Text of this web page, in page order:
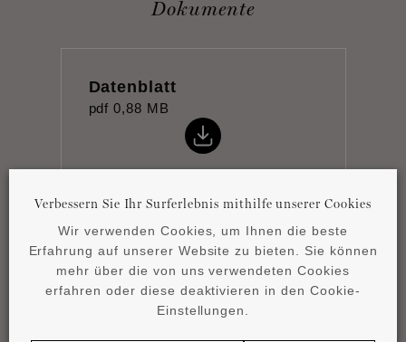
Dokumente
Datenblatt
pdf 0,88 MB
Montageanleitung
pdf 0,42 MB
Verbessern Sie Ihr Surferlebnis mithilfe unserer Cookies
Wir verwenden Cookies, um Ihnen die beste
Erfahrung auf unserer Website zu bieten. Sie können
mehr über die von uns verwendeten Cookies
erfahren oder diese deaktivieren in den Cookie-
Einstellungen.